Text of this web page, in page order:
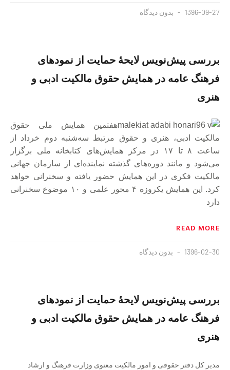
1396-09-27 بدون دیدگاه
بررسی پیش‌نویس لایحهٔ حمایت از نمودهای
فرهنگ عامه در همایش حقوق مالکیت ادبی و
هنری
هفتمین همایش ملی حقوق
مالکیت ادبی، هنری و حقوق مرتبط سه‌شنبه دوم خرداد از
ساعت ۸ تا ۱۷ در مرکز همایش‌های کتابخانه ملی برگزار
می‌شود و مانند دوره‌های گذشته نماینده‌ای از سازمان جهانی
مالکیت فکری در این همایش حضور یافته و سخنرانی خواهد
کرد. این همایش یکروزه ۴ محور علمی و ۱۰ موضوع سخنرانی
دارد
READ MORE
1396-02-30 بدون دیدگاه
بررسی پیش‌نویس لایحهٔ حمایت از نمودهای
فرهنگ عامه در همایش حقوق مالکیت ادبی و
هنری
مدیر کل دفتر حقوقی و امور مالکیت معنوی وزارت فرهنگ و ارشاد